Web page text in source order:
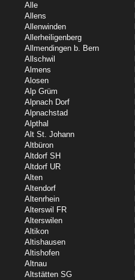
Alle
Allens
Allenwinden
Allerheiligenberg
Allmendingen b. Bern
Allschwil
Almens
Alosen
Alp Grüm
Alpnach Dorf
Alpnachstad
Alpthal
Alt St. Johann
Altbüron
Altdorf SH
Altdorf UR
Alten
Altendorf
Altenrhein
Alterswil FR
Alterswilen
Altikon
Altishausen
Altishofen
Altnau
Altstätten SG